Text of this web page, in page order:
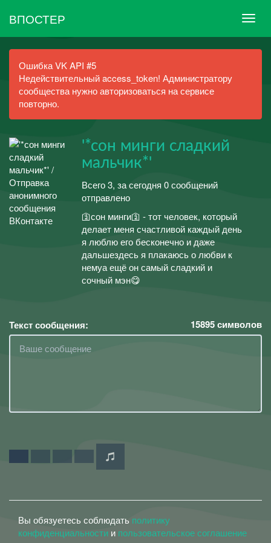
ВПОСТЕР
Ошибка VK API #5
Недействительный access_token! Администратору
сообщества нужно авторизоваться на сервисе
повторно.
'*сон минги сладкий
мальчик*'
Всего 3, за сегодня 0 сообщений
отправлено
🛐сон минги🛐 - тот человек, который
делает меня счастливой каждый день
я люблю его бесконечно и даже
дальшездесь я плакаюсь о любви к
немуа ещё он самый сладкий и
сочный мэн😋
Текст сообщения: 15895символов
Вы обязуетесь соблюдать политику
конфиденциальности и пользовательское соглашение